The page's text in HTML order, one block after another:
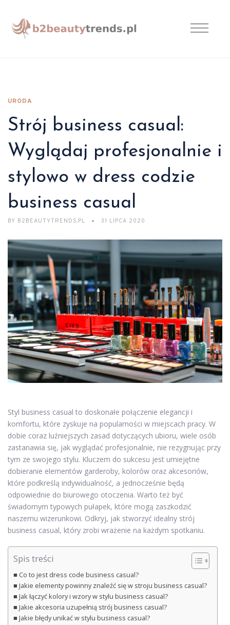
URODA
Strój business casual:
Wyglądaj profesjonalnie i
stylowo w dress codzie
business casual
BY B2BEAUTYTRENDS.PL 31 LIPCA 2020
Styl business casual to doskonałe połączenie elegancji i
komfortu, które zyskuje na popularności w miejscach pracy. W
dobie coraz luźniejszych zasad dotyczących ubioru, wiele osób
zastanawia się, jak wyglądać profesjonalnie, nie rezygnując przy
tym ze swojego stylu. Kluczem do sukcesu jest umiejętne
dobieranie elementów garderoby, kolorów oraz akcesoriów,
które podkreślą indywidualność, a jednocześnie będą
odpowiednie do biurowego otoczenia. Warto też być
świadomym typowych pułapek, które mogą zaszkodzić
naszemu wizerunkowi. Odkryj, jak stworzyć idealny strój
business casual, który zrobi wrażenie na każdym spotkaniu.
Spis treści
Co to jest dress code business casual?
Jakie elementy powinny znaleźć się w stroju business casual?
Jak łączyć kolory i wzory w stylu business casual?
Jakie akcesoria uzupełnią strój business casual?
Jakie błędy unikać w stylu business casual?